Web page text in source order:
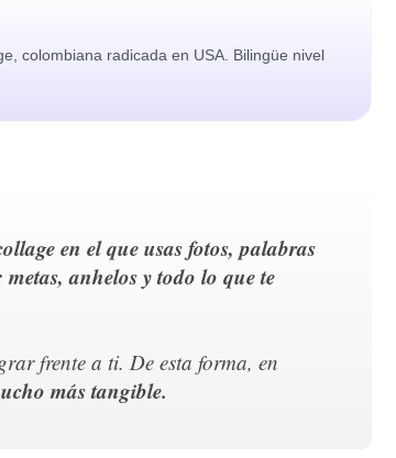
colombiana radicada en USA. Bilingüe nivel
en el que usas fotos, palabras
anhelos y todo lo que te
frente a ti. De esta forma, en
más tangible.